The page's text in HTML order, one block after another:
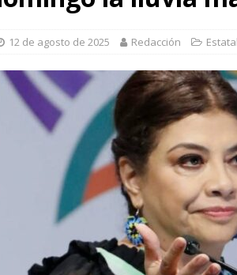
Cusárare
ESTATAL
[ 6 de agosto de 2026 ]
investigan presunta
[ 6 de agosto de 2026 ]
norte de la ciudad
ESTATAL
[ 6 de agosto de 2026 ]
cercanía y presencia
12 de agosto de 2025 Redacción Estatal